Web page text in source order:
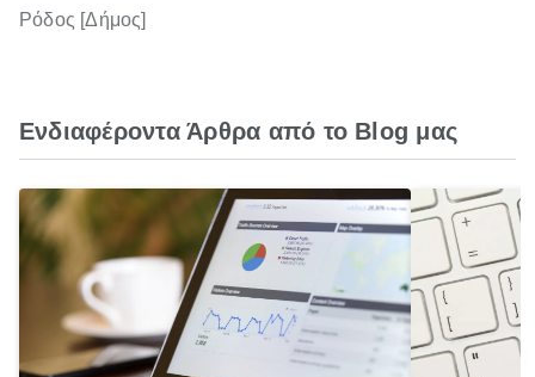
Ρόδος [Δήμος]
Ενδιαφέροντα Άρθρα από το Blog μας